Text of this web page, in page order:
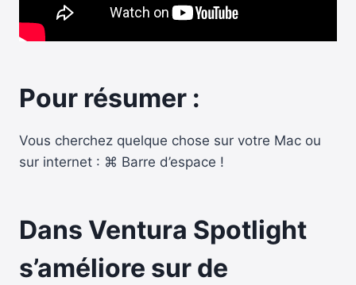
Pour résumer :
Vous cherchez quelque chose sur votre Mac ou
sur internet : ⌘ Barre d’espace !
Dans Ventura Spotlight
s’améliore sur de